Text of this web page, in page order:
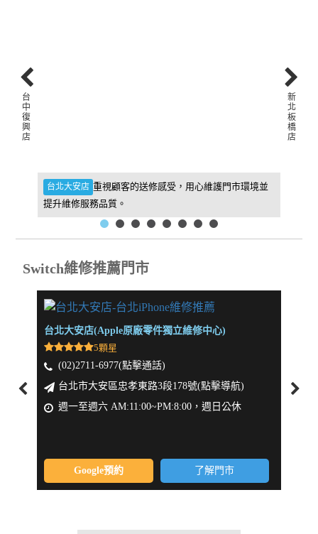
台北大安店 重視顧客的送修感受，用心維護門市環境並
提升維修服務品質。
新
北
板
橋
店
台
中
復
興
店
Switch維修推薦門市
台北大安店(Apple原廠零件獨立維修中心)
5顆星
(02)2711-6977(點擊通話)
台北市大安區忠孝東路3段178號(點擊導航)
週一至週六 AM:11:00~PM:8:00，週日公休
Google預約 了解門市